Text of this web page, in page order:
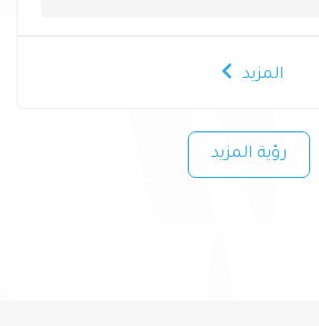
المزيد
رؤية المزيد